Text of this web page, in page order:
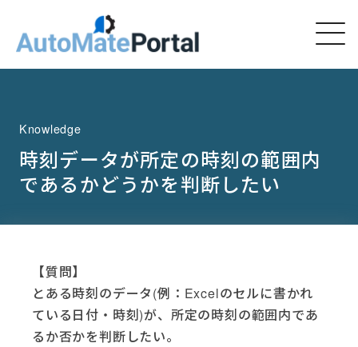
Knowledge
時刻データが所定の時刻の範囲内
であるかどうかを判断したい
【質問】
とある時刻のデータ(例：Excelのセルに書かれ
ている日付・時刻)が、所定の時刻の範囲内であ
るか否かを判断したい。